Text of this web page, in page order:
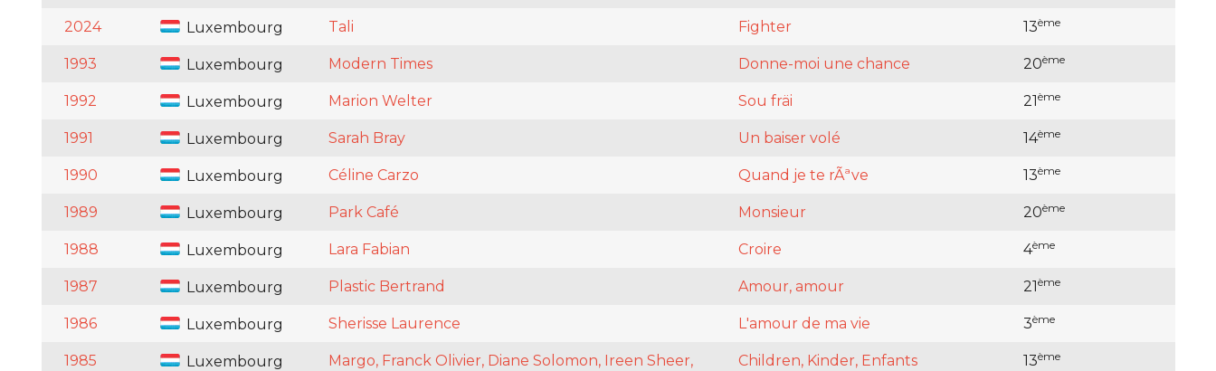
2024 Luxembourg Tali Fighter 13ème
1993 Luxembourg Modern Times Donne-moi une chance 20ème
1992 Luxembourg Marion Welter Sou fräi 21ème
1991 Luxembourg Sarah Bray Un baiser volé 14ème
1990 Luxembourg Céline Carzo Quand je te rÃªve 13ème
1989 Luxembourg Park Café Monsieur 20ème
1988 Luxembourg Lara Fabian Croire 4ème
1987 Luxembourg Plastic Bertrand Amour, amour 21ème
1986 Luxembourg Sherisse Laurence L'amour de ma vie 3ème
1985 Luxembourg Margo, Franck Olivier, Diane Solomon, Ireen Sheer, Children, Kinder, Enfants 13ème